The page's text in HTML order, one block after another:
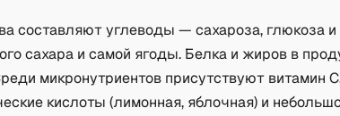
составляют углеводы — сахароза, глюкоза и
сахара и самой ягоды. Белка и жиров в
микронутриентов присутствуют витамин
кислоты (лимонная, яблочная) и